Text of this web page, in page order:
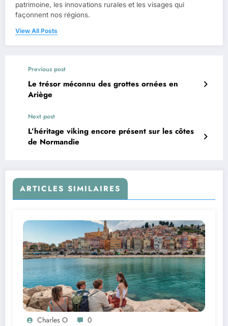
patrimoine, les innovations rurales et les visages qui
façonnent nos régions.
View All Posts
Previous post
Le trésor méconnu des grottes ornées en
Ariège
Next post
L’héritage viking encore présent sur les côtes
de Normandie
ARTICLES SIMILAIRES
Charles O 0